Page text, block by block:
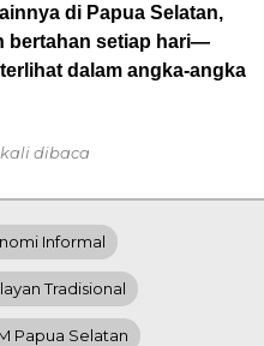
di Papua Selatan,
bertahan setiap hari—
dalam angka-angka
dibaca
Informal
Tradisional
Papua Selatan